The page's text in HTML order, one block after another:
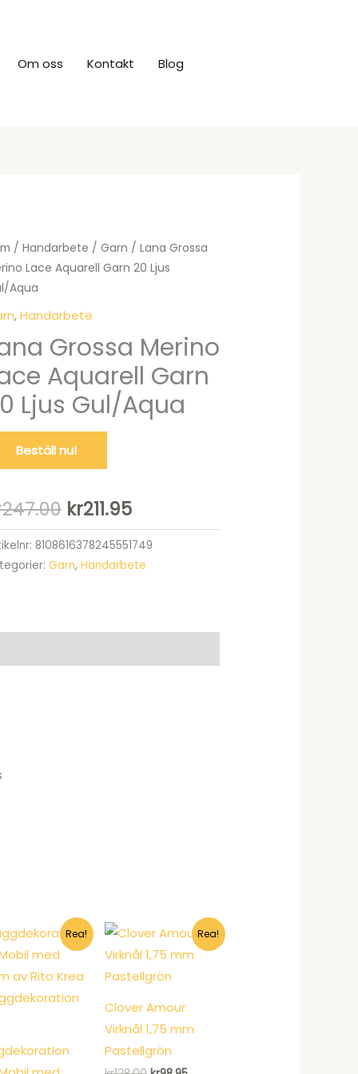
Om oss Kontakt Blog
/ Handarbete / Garn / Lana Grossa
Lace Aquarell Garn 20 Ljus
Aqua
,Handarbete
Grossa Merino
Aquarell Garn
Ljus Gul/Aqua
Beställ nu!
247.00 Det
ursprungliga
priset
kr247.00.
kr211.95Det
nuvarande
priset
kr211.95.
8108616378245551749
Garn, Handarbete
Rea! Rea!
Clover Amour
Virknål 1,75 mm
Pastellgrön